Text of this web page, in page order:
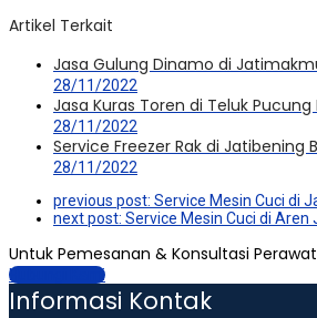
Artikel Terkait
Jasa Gulung Dinamo di
28/11/2022
Jasa Kuras Toren di Teluk Pucung
28/11/2022
Service Freezer Rak di Jatibening
28/11/2022
previous post: Service Mesin Cuci di
next post: Service Mesin Cuci di Aren
Untuk Pemesanan & Konsultasi
Hubungi Kami
Informasi Kontak